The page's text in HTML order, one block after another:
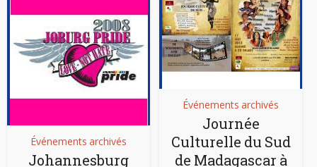
Événements archivés
Johannesburg
Événements archivés
Journée
Culturelle du Sud
de Madagascar à